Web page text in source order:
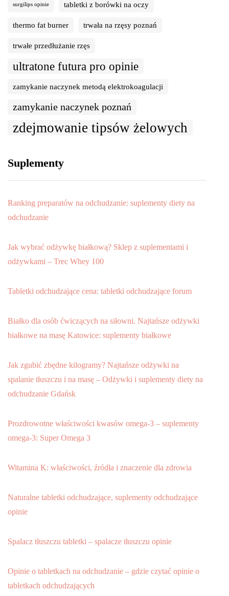
surgilips opinie tabletki z borówki na oczy
thermo fat burner trwała na rzęsy poznań
trwałe przedłużanie rzęs
ultratone futura pro opinie
zamykanie naczynek metodą elektrokoagulacji
zamykanie naczynek poznań
zdejmowanie tipsów żelowych
Suplementy
Ranking preparatów na odchudzanie: suplementy diety na
odchudzanie
Jak wybrać odżywkę białkową? Sklep z suplementami i
odżywkami – Trec Whey 100
Tabletki odchudzające cena: tabletki odchudzające forum
Białko dla osób ćwiczących na siłowni. Najtańsze odżywki
białkowe na masę Katowice: suplementy białkowe
Jak zgubić zbędne kilogramy? Najtańsze odżywki na
spalanie tłuszczu i na masę – Odżywki i suplementy diety na
odchudzanie Gdańsk
Prozdrowotne właściwości kwasów omega-3 – suplementy
omega-3: Super Omega 3
Witamina K: właściwości, źródła i znaczenie dla zdrowia
Naturalne tabletki odchudzające, suplementy odchudzające
opinie
Spalacz tłuszczu tabletki – spalacze tłuszczu opinie
Opinie o tabletkach na odchudzanie – gdzie czytać opinie o
tabletkach odchudzających